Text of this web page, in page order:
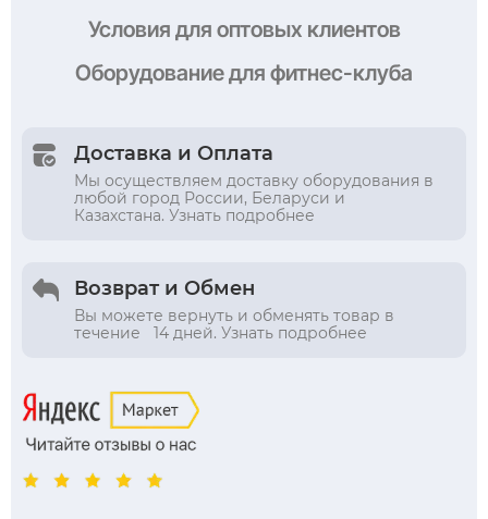
Условия для оптовых клиентов
Оборудованиедля фитнес-клуба
Доставка и Оплата
Мы осуществляем доставку оборудования в
любой город России, Беларуси и
Казахстана. Узнать подробнее
Возврат и Обмен
Вы можете вернуть и обменять товар в
течение 14 дней. Узнать подробнее